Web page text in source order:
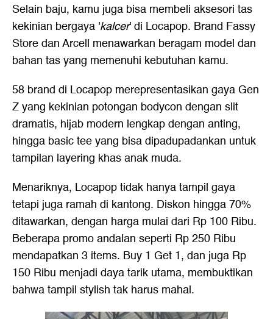
Selain baju, kamu juga bisa membeli aksesori tas
kekinian bergaya 'kalcer' di Locapop. Brand Fassy
Store dan Arcell menawarkan beragam model dan
bahan tas yang memenuhi kebutuhan kamu.
58 brand di Locapop merepresentasikan gaya Gen
Z yang kekinian potongan bodycon dengan slit
dramatis, hijab modern lengkap dengan anting,
hingga basic tee yang bisa dipadupadankan untuk
tampilan layering khas anak muda.
Menariknya, Locapop tidak hanya tampil gaya
tetapi juga ramah di kantong. Diskon hingga 70%
ditawarkan, dengan harga mulai dari Rp 100 Ribu.
Beberapa promo andalan seperti Rp 250 Ribu
mendapatkan 3 items. Buy 1 Get 1, dan juga Rp
150 Ribu menjadi daya tarik utama, membuktikan
bahwa tampil stylish tak harus mahal.